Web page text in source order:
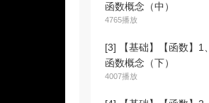
函数概念（中）
4765播放
[3] 【基础】【函数】1、
函数概念（下）
4007播放